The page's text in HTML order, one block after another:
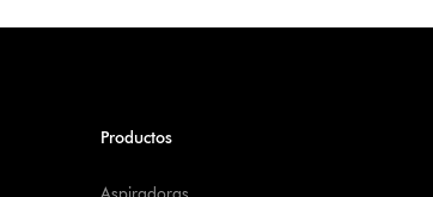
Productos